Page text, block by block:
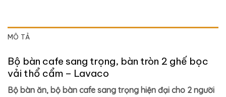
MÔ TẢ
Bộ bàn cafe sang trọng, bàn tròn 2 ghế bọc
vải thổ cẩm – Lavaco
Bộ bàn ăn, bộ bàn cafe sang trọng hiện đại cho 2 người